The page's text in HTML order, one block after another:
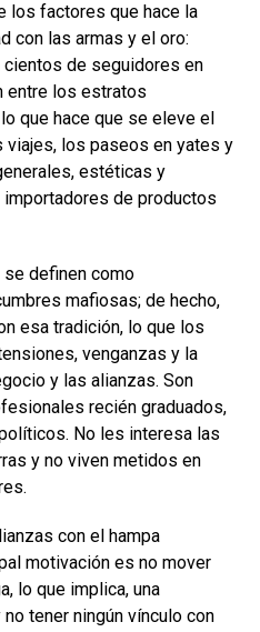
los factores que hace la
con las armas y el oro:
de seguidores en
entre los estratos
que hace que se eleve el
los paseos en yates y
estéticas y
de productos
definen como
mafiosas; de hecho,
esa tradición, lo que los
venganzas y la
y las alianzas. Son
recién graduados,
No les interesa las
y no viven metidos en
con el hampa
motivación es no mover
lo que implica, una
tener ningún vínculo con